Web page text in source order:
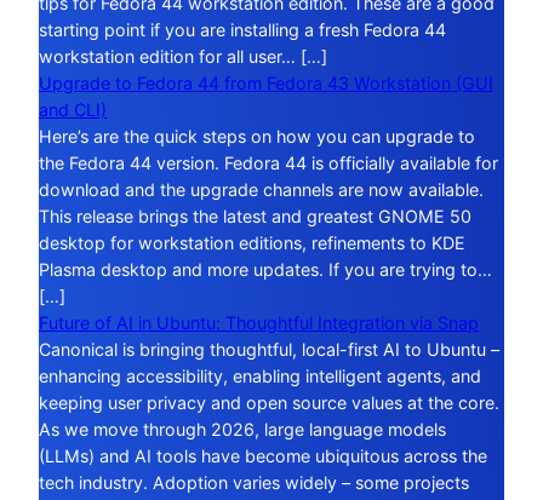
starting point if you are installing a fresh Fedora 44
workstation edition for all user… […]
Upgrade to Fedora 44 from Fedora 43 Workstation (GUI
and CLI)
Here’s are the quick steps on how you can upgrade to
the Fedora 44 version. Fedora 44 is officially available for
download and the upgrade channels are now available.
This release brings the latest and greatest GNOME 50
desktop for workstation editions, refinements to KDE
Plasma desktop and more updates. If you are trying to…
[…]
Future of AI in Ubuntu: Thoughtful Integration via Snap
Canonical is bringing thoughtful, local-first AI to Ubuntu –
enhancing accessibility, enabling intelligent agents, and
keeping user privacy and open source values at the core.
As we move through 2026, large language models
(LLMs) and AI tools have become ubiquitous across the
tech industry. Adoption varies widely – some projects